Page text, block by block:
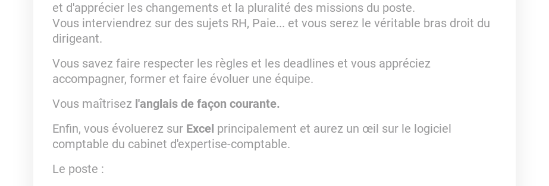
et d'apprécier les changements et la pluralité des missions du poste.
Vous interviendrez sur des sujets RH, Paie... et vous serez le véritable bras droit du
dirigeant.
Vous savez faire respecter les règles et les deadlines et vous appréciez
accompagner, former et faire évoluer une équipe.
Vous maîtrisezl'anglais de façon courante.
Enfin, vous évoluerez surExcel principalement et aurez un œil sur le logiciel
comptable du cabinet d'expertise-comptable.
Le poste :